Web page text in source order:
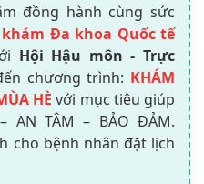
đồng hành cùng sức
khám Đa khoa Quốc tế
Hội Hậu môn - Trực
chương trình: KHÁM
HÈ với mục tiêu giúp
AN TÂM – BẢO ĐẢM.
cho bệnh nhân đặt lịch